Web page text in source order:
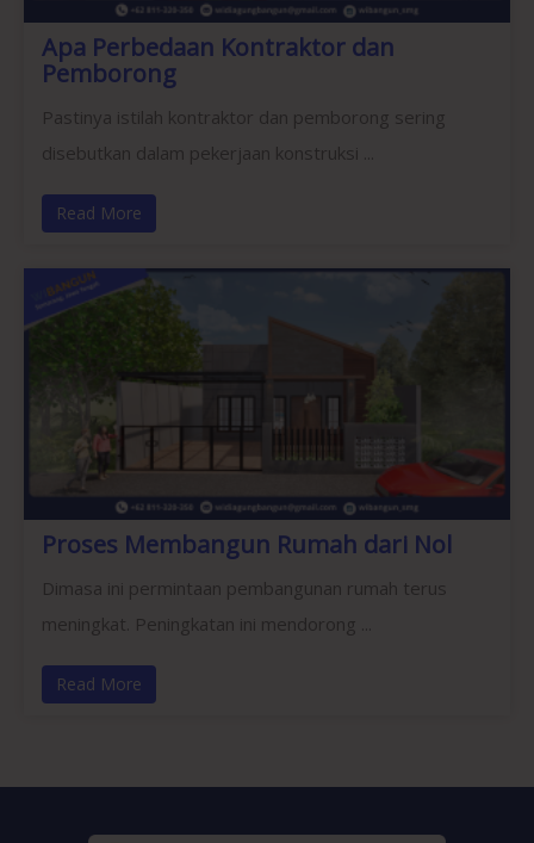
Apa Perbedaan Kontraktor dan
Pemborong
Pastinya istilah kontraktor dan pemborong sering
disebutkan dalam pekerjaan konstruksi ...
Read More
Proses Membangun Rumah dari Nol
Dimasa ini permintaan pembangunan rumah terus
meningkat. Peningkatan ini mendorong ...
Read More